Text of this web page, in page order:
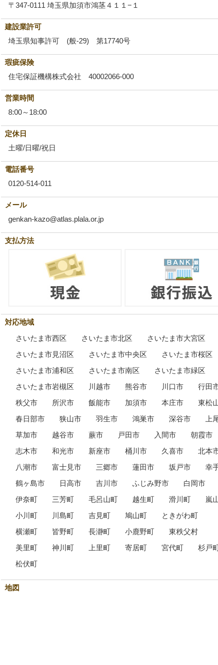
〒347-0111 埼玉県加須市鴻茎４１１−１
建設業許可
埼玉県知事許可 (般-29) 第17740号
瑕疵保険
住宅保証機構株式会社 40002066-000
営業時間
8:00～18:00
定休日
土曜/日曜/祝日
電話番号
0120-514-011
メール
genkan-kazo@atlas.plala.or.jp
支払方法
対応地域
さいたま市西区
さいたま市北区
さいたま市大宮区
さいたま市見沼区
さいたま市中央区
さいたま市桜区
さいたま市浦和区
さいたま市南区
さいたま市緑区
さいたま市岩槻区
川越市 熊谷市 川口市
行田
秩父市
所沢市 飯能市 加須市 本庄市
東松
春日部市
狭山市 羽生市 鴻巣市 深谷市
上
草加市
越谷市 蕨市 戸田市 入間市
朝霞市
志木市
和光市 新座市 桶川市 久喜市
北本
八潮市
富士見市 三郷市 蓮田市 坂戸市
幸
鶴ヶ島市
日高市 吉川市 ふじみ野市
白岡市
伊奈町
三芳町 毛呂山町 越生町 滑川町
嵐
小川町
川島町 吉見町 鳩山町
ときがわ町
横瀬町
皆野町 長瀞町 小鹿野町
東秩父村
美里町
神川町 上里町 寄居町 宮代町
杉戸
松伏町
地図